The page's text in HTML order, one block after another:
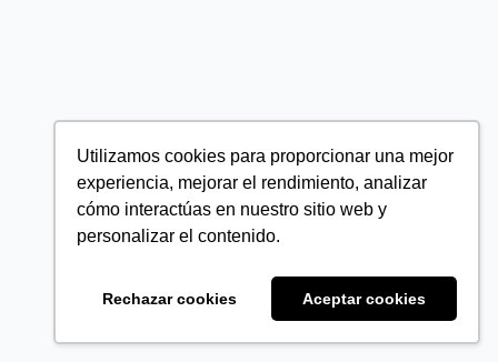
Utilizamos cookies para proporcionar una mejor
experiencia, mejorar el rendimiento, analizar
cómo interactúas en nuestro sitio web y
personalizar el contenido.
Rechazar cookies Aceptar cookies